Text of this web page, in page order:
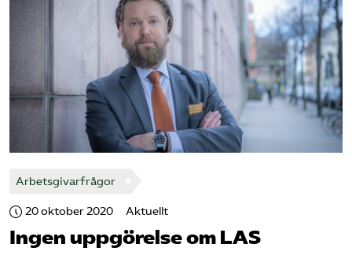
Arbetsgivarfrågor
20 oktober 2020 Aktuellt
Ingen uppgörelse om LAS